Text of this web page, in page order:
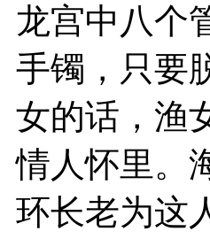
龙宫中八个
手镯，只要
女的话，渔
情人怀里。
环长老为这